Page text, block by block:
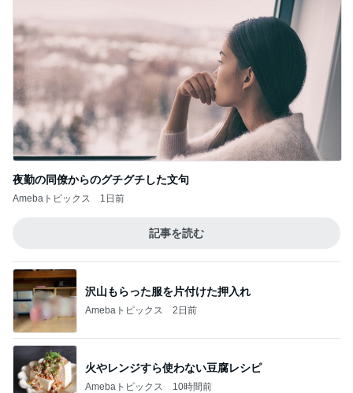
夜勤の同僚からのグチグチした文句
Amebaトピックス 1日前
記事を読む
沢山もらった服を片付けた押入れ
Amebaトピックス 2日前
火やレンジすら使わない豆腐レシピ
Amebaトピックス 10時間前